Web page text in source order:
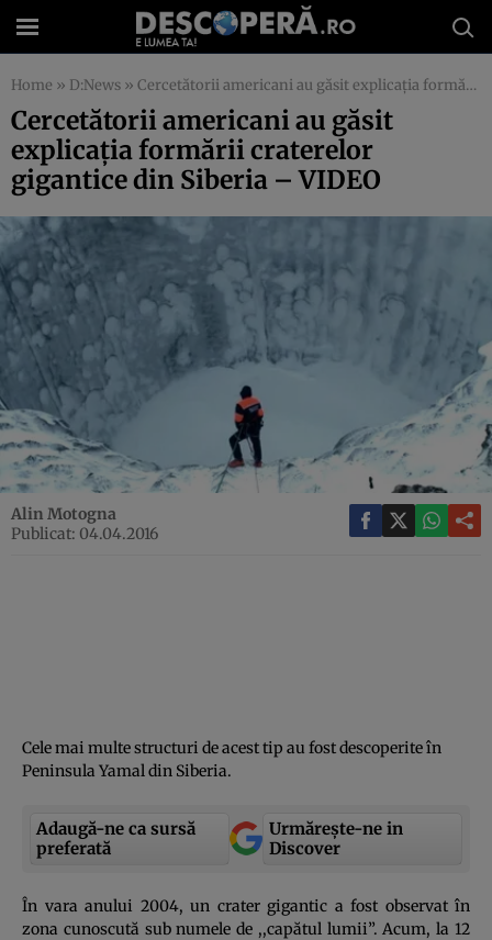
Home » D:News » Cercetătorii americani au găsit explicaţia formării craterelor gigantice din Siberia – VIDEO
Cercetătorii americani au găsit
explicaţia formării craterelor
gigantice din Siberia – VIDEO
Alin Motogna
Publicat: 04.04.2016
Cele mai multe structuri de acest tip au fost descoperite în
Peninsula Yamal din Siberia.
Adaugă-ne ca sursă
preferată
Urmărește-ne in
Discover
În vara anului 2004, un crater gigantic a fost observat în
zona cunoscută sub numele de ,,capătul lumii”. Acum, la 12